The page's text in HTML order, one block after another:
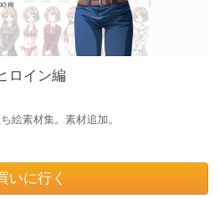
ロイン編
絵素材集。素材追加。
いに行く